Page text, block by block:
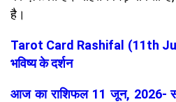
है।
Tarot Card Rashifal (11th
भविष्य के दर्शन
आज का राशिफल 11 जून, 2026-